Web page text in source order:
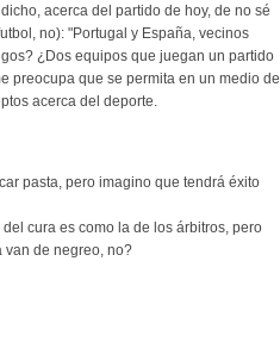
acerca del partido de hoy, de no sé
no): "Portugal y España, vecinos
¿Dos equipos que juegan un partido
preocupa que se permita en un medio de
acerca del deporte.
pasta, pero imagino que tendrá éxito
cura es como la de los árbitros, pero
van de negreo, no?